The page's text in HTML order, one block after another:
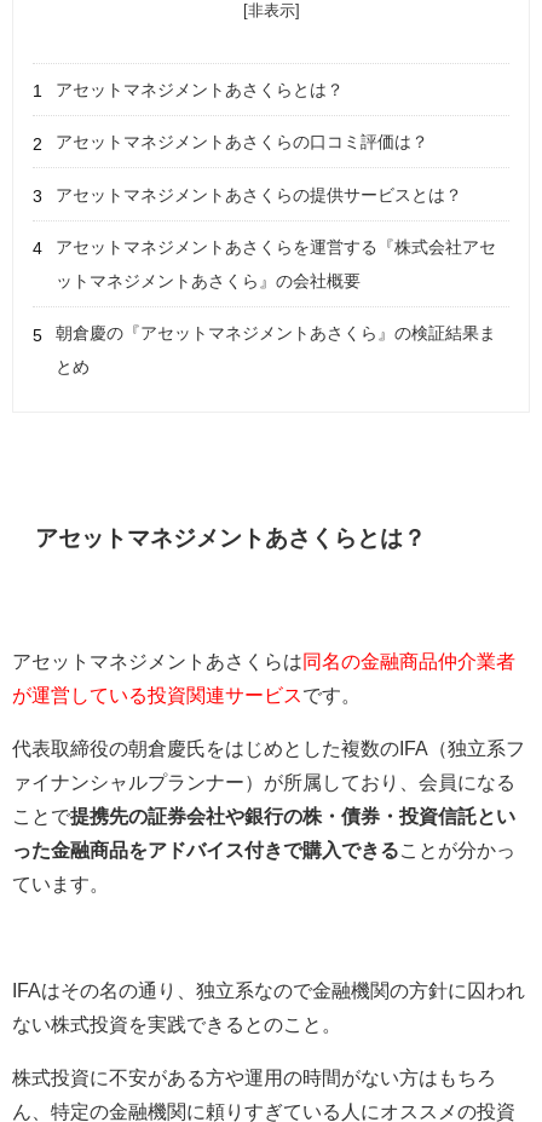
[非表示]
アセットマネジメントあさくらとは？
アセットマネジメントあさくらの口コミ評価は？
アセットマネジメントあさくらの提供サービスとは？
アセットマネジメントあさくらを運営する『株式会社アセ
ットマネジメントあさくら』の会社概要
朝倉慶の『アセットマネジメントあさくら』の検証結果ま
とめ
アセットマネジメントあさくらとは？
アセットマネジメントあさくらは同名の金融商品仲介業者
が運営している投資関連サービス です。
代表取締役の朝倉慶氏をはじめとした複数のIFA（独立系フ
ァイナンシャルプランナー）が所属しており、会員になる
ことで提携先の証券会社や銀行の株・債券・投資信託とい
った金融商品をアドバイス付きで購入できる ことが分かっ
ています。
IFAはその名の通り、独立系なので金融機関の方針に囚われ
ない株式投資を実践できるとのこと。
株式投資に不安がある方や運用の時間がない方はもちろ
ん、特定の金融機関に頼りすぎている人にオススメの投資